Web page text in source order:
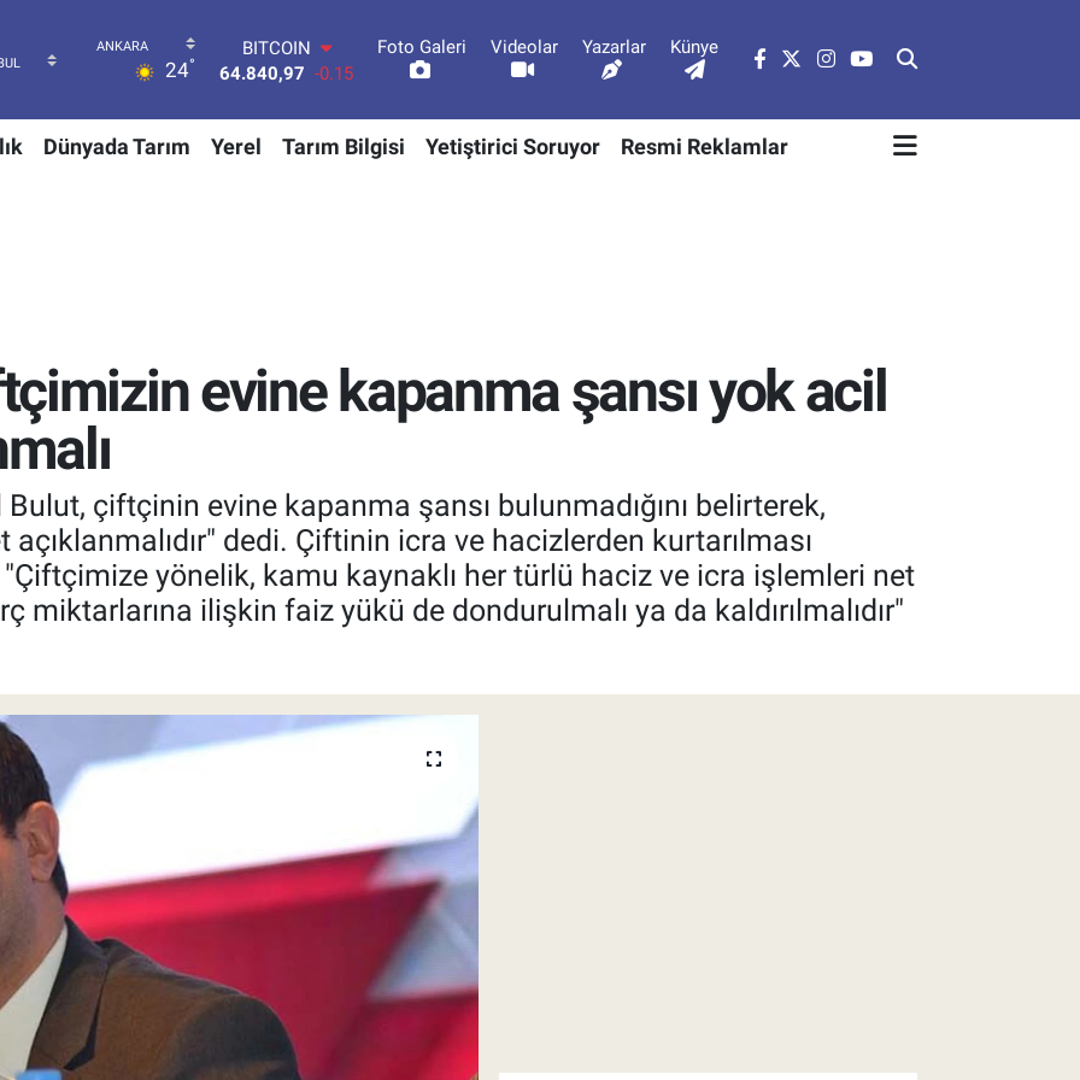
24°
DOLAR
47,7436
0.18
55,2510 0.32
STERLİN
Foto Galeri Videolar Yazarlar Künye
Dünyada Tarım Yerel Tarım Bilgisi Yetiştirici Soruyor Resmi Reklamlar
evine kapanma şansı yok acil
çiftçinin evine kapanma şansı bulunmadığını belirterek,
dedi. Çiftinin icra ve hacizlerden kurtarılması
yönelik, kamu kaynaklı her türlü haciz ve icra işlemleri net
miktarlarına ilişkin faiz yükü de dondurulmalı ya da kaldırılmalıdır"